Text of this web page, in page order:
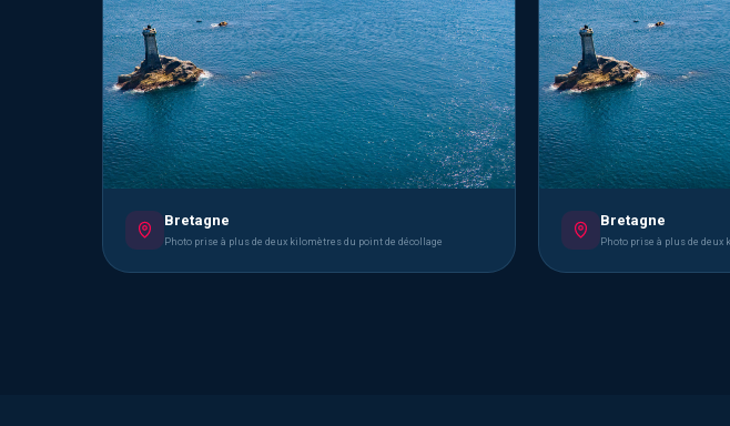
Bretagne
Photo prise à plus de deux kilomètres du point de décollage
Bretagne
Photo prise à plus de deux